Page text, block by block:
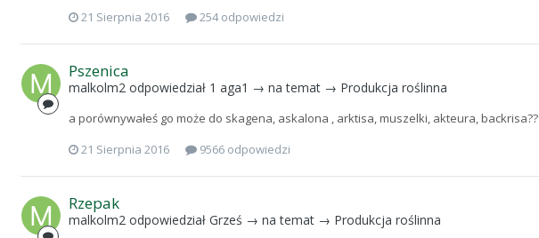
21 Sierpnia 2016
254 odpowiedzi
Pszenica
malkolm2 odpowiedział 1 aga1 → na temat → Produkcja roślinna
a porównywałeś go może do skagena, askalona , arktisa, muszelki, akteura, backrisa??
21 Sierpnia 2016
9566 odpowiedzi
Rzepak
malkolm2 odpowiedział Grześ → na temat → Produkcja roślinna